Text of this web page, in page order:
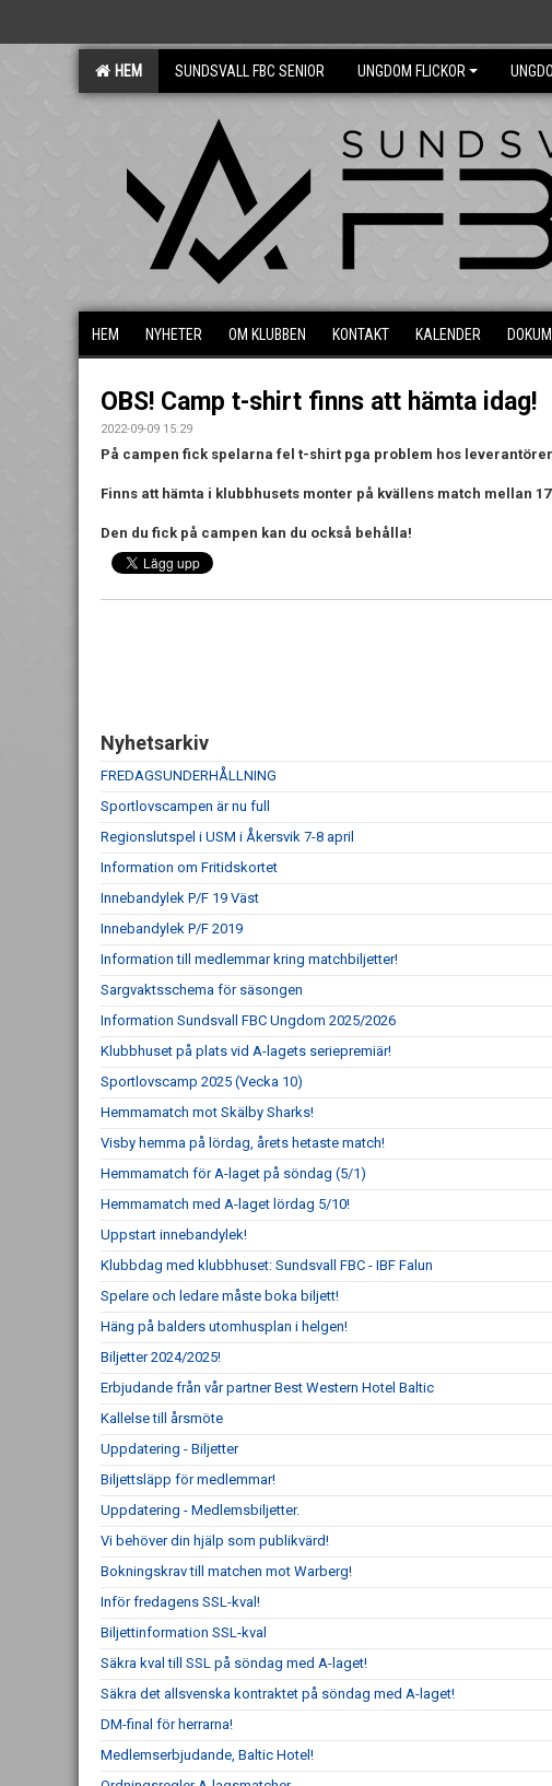
HEM SUNDSVALL FBC SENIOR UNGDOM FLICKOR
HEM NYHETER OM KLUBBEN KONTAKT KALENDER
OBS! Camp t-shirt finns att hämta idag!
2022-09-09 15:29
På campen fick spelarna fel t-shirt pga problem hos
Finns att hämta i klubbhusets monter på kvällens match mellan
Den du fick på campen kan du också behålla!
Nyhetsarkiv
FREDAGSUNDERHÅLLNING
Sportlovscampen är nu full
Regionslutspel i USM i Åkersvik 7-8 april
Information om Fritidskortet
Innebandylek P/F 19 Väst
Innebandylek P/F 2019
Information till medlemmar kring matchbiljetter!
Sargvaktsschema för säsongen
Information Sundsvall FBC Ungdom 2025/2026
Klubbhuset på plats vid A-lagets seriepremiär!
Sportlovscamp 2025 (Vecka 10)
Hemmamatch mot Skälby Sharks!
Visby hemma på lördag, årets hetaste match!
Hemmamatch för A-laget på söndag (5/1)
Hemmamatch med A-laget lördag 5/10!
Uppstart innebandylek!
Klubbdag med klubbhuset: Sundsvall FBC - IBF Falun
Spelare och ledare måste boka biljett!
Häng på balders utomhusplan i helgen!
Biljetter 2024/2025!
Erbjudande från vår partner Best Western Hotel Baltic
Kallelse till årsmöte
Uppdatering - Biljetter
Biljettsläpp för medlemmar!
Uppdatering - Medlemsbiljetter.
Vi behöver din hjälp som publikvärd!
Bokningskrav till matchen mot Warberg!
Inför fredagens SSL-kval!
Biljettinformation SSL-kval
Säkra kval till SSL på söndag med A-laget!
Säkra det allsvenska kontraktet på söndag med A-laget!
DM-final för herrarna!
Medlemserbjudande, Baltic Hotel!